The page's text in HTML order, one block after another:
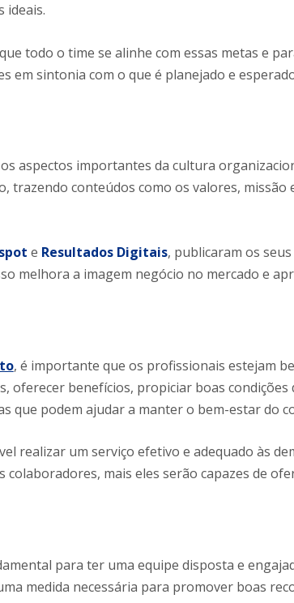
ideais.
todo o time se alinhe com essas metas e
em sintonia com o que é planejado e
aspectos importantes da cultura
trazendo conteúdos como os valores, missão
e Resultados Digitais, publicaram os
melhora a imagem negócio no mercado e
, é importante que os profissionais estejam
oferecer benefícios, propiciar boas condições
que podem ajudar a manter o bem-estar do
realizar um serviço efetivo e adequado às
mais eles serão capazes de
para ter uma equipe disposta e
medida necessária para promover boas